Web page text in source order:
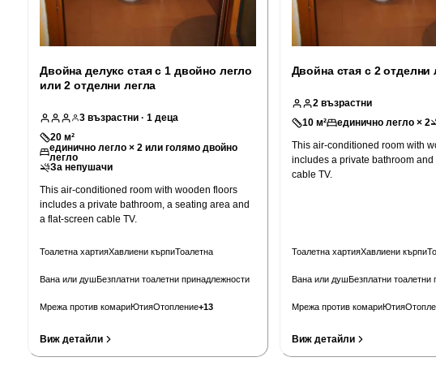
Двойна делукс стая с 1 двойно легло
или 2 отделни легла
3 възрастни · 1 деца
20 м²
единично легло × 2 или голямо двойно
легло
За непушачи
This air-conditioned room with wooden floors
includes a private bathroom, a seating area and
a flat-screen cable TV.
Тоалетна хартияХавлиени кърпиТоалетна
Вана или душБезплатни тоалетни принадлежности
Мрежа против комариЮтияОтопление+13
Виж детайли
Двойна стая с 2 отделни
2 възрастни
10 м² единично легло × 2
This air-conditioned room with
includes a private bathroom and
cable TV.
Тоалетна хартияХавлиени кърпи
Вана или душБезплатни тоалетни
Мрежа против комариЮтия
Виж детайли